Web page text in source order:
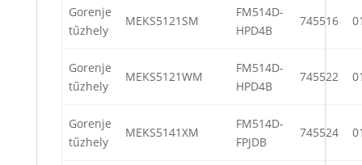
Gorenje
tűzhely
MEKS5121SM
FM514D-
HPD4B
745516
Gorenje
tűzhely
MEKS5121WM
FM514D-
HPD4B
745522
Gorenje
tűzhely
MEKS5141XM
FM514D-
FPJDB
745524